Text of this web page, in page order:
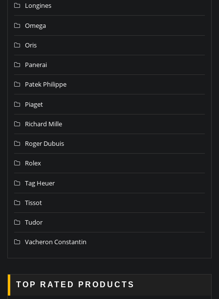
Longines
Omega
Oris
Panerai
Patek Philippe
Piaget
Richard Mille
Roger Dubuis
Rolex
Tag Heuer
Tissot
Tudor
Vacheron Constantin
TOP RATED PRODUCTS